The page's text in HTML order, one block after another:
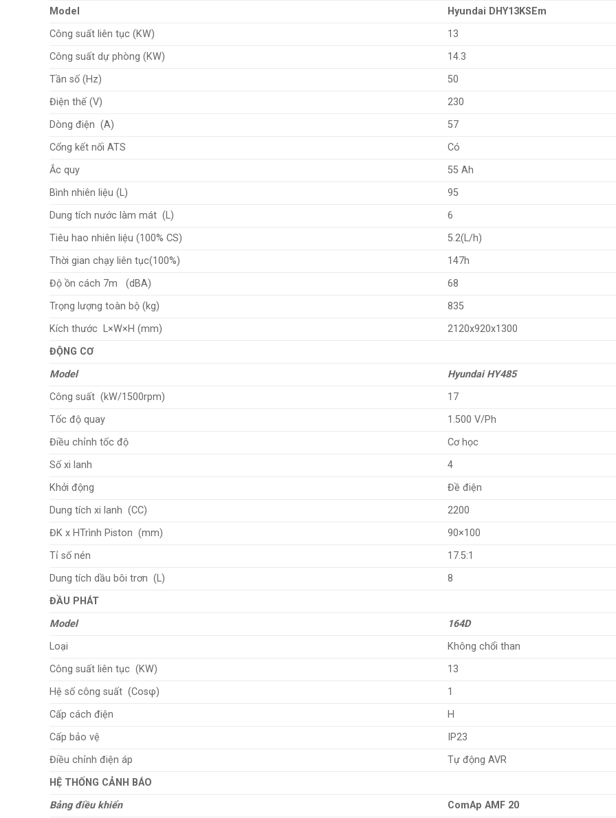
Model
Hyundai DHY13KSEm
Công suất liên tục (KW)
13
Công suất dự phòng (KW)
14.3
Tần số (Hz)
50
Điện thế (V)
230
Dòng điện (A)
57
Cổng kết nối ATS
Có
Ắc quy
55 Ah
Bình nhiên liệu (L)
95
Dung tích nước làm mát (L)
6
Tiêu hao nhiên liệu (100% CS)
5.2(L/h)
Thời gian chạy liên tục(100%)
147h
Độ ồn cách 7m (dBA)
68
Trọng lượng toàn bộ (kg)
835
Kích thước L×W×H (mm)
2120x920x1300
ĐỘNG CƠ
Model
Hyundai HY485
Công suất (kW/1500rpm)
17
Tốc độ quay
1.500 V/Ph
Điều chỉnh tốc độ
Cơ học
Số xi lanh
4
Khởi động
Đề điện
Dung tích xi lanh (CC)
2200
ĐK x HTrình Piston (mm)
90×100
Tỉ số nén
17.5:1
Dung tích dầu bôi trơn (L)
8
ĐẦU PHÁT
Model
164D
Loại
Không chổi than
Công suất liên tục (KW)
13
Hệ số công suất (Cosφ)
1
Cấp cách điện
H
Cấp bảo vệ
IP23
Điều chỉnh điện áp
Tự động AVR
HỆ THỐNG CẢNH BÁO
Bảng điều khiển
ComAp AMF 20